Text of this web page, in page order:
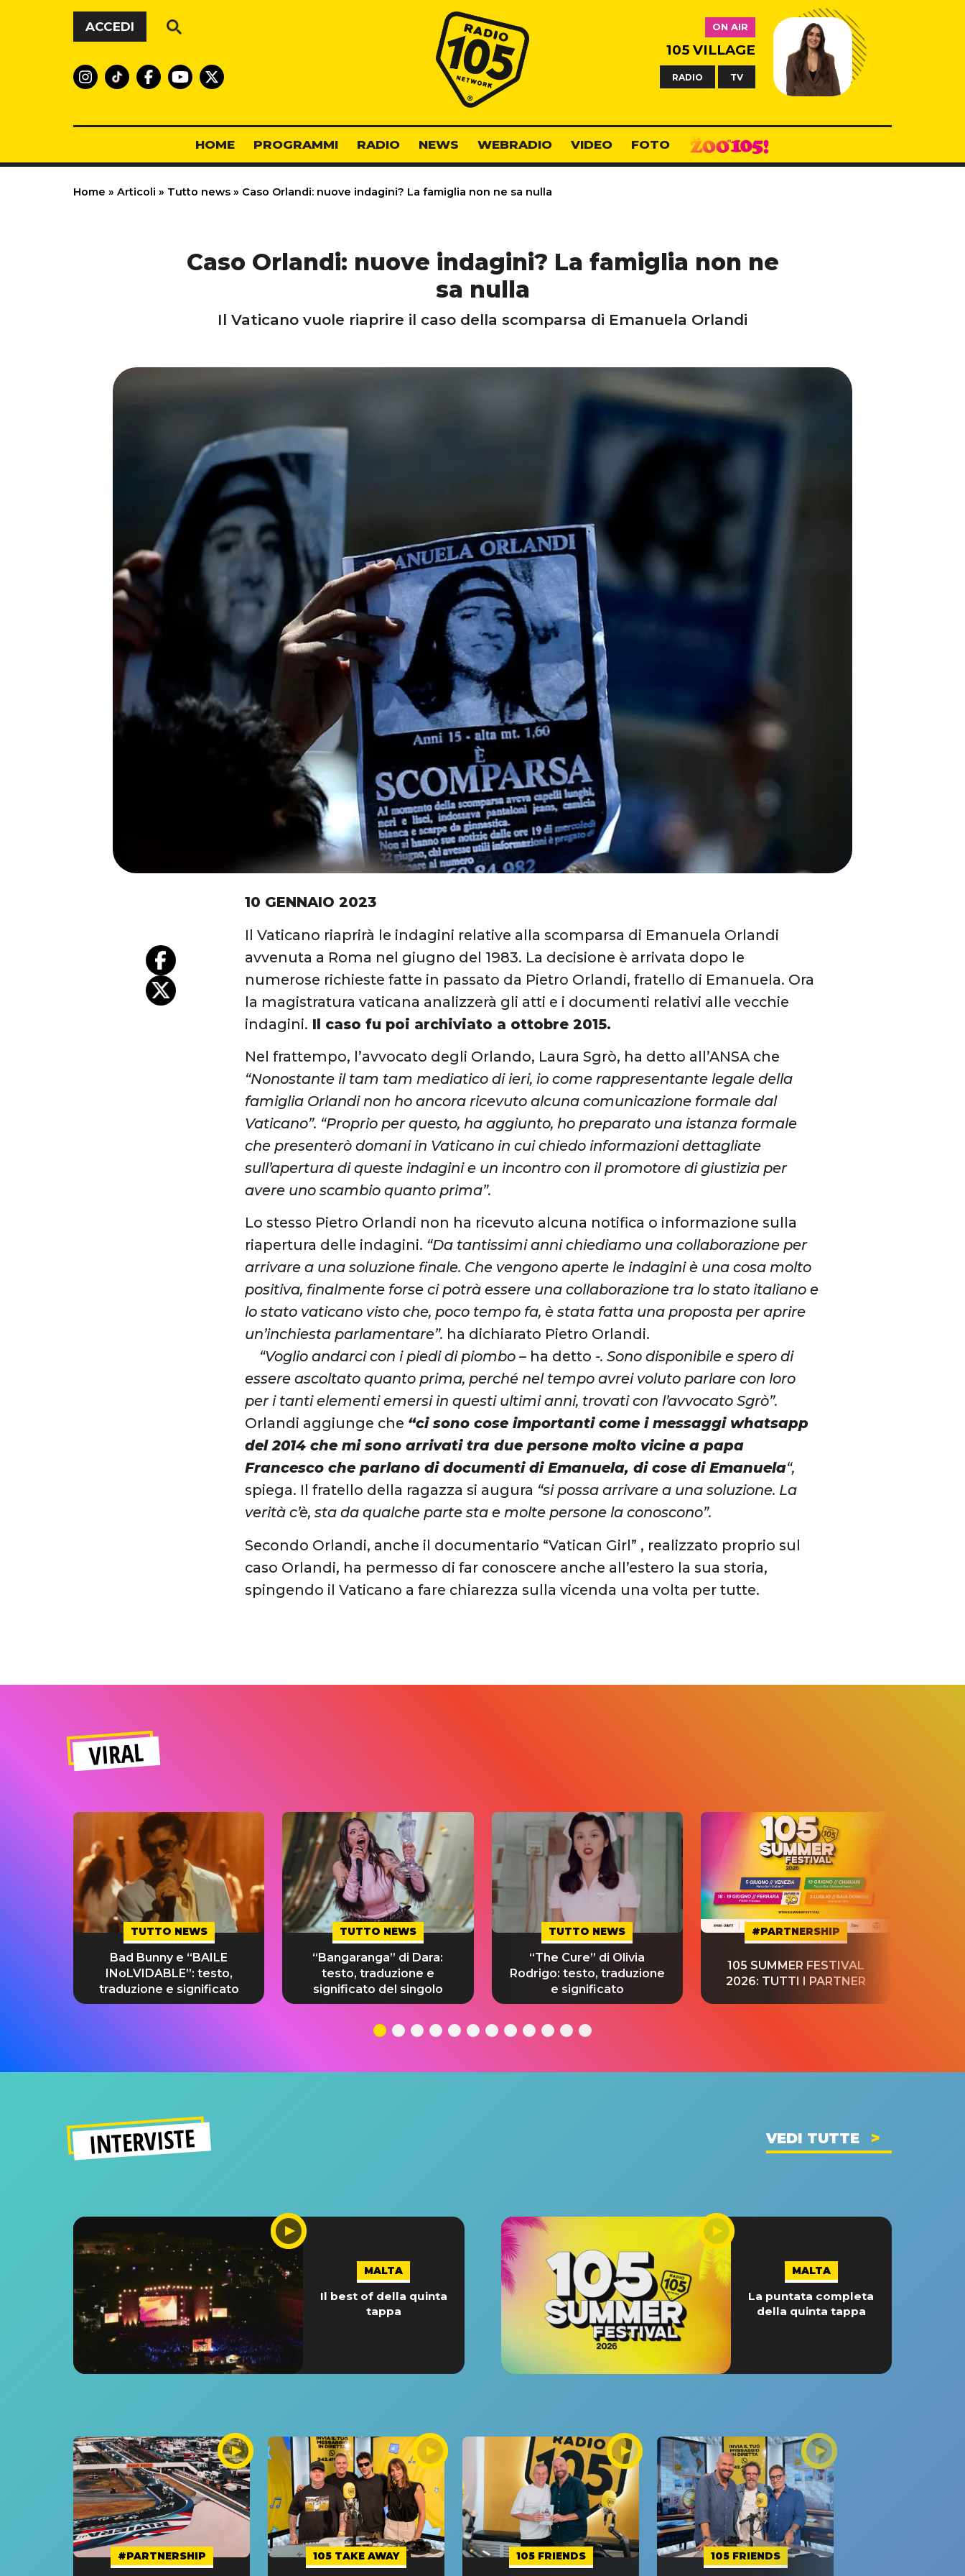
Vai al contenuto
ACCEDI
Radio 105
ON AIR
105 VILLAGE
RADIO TV
HOME PROGRAMMI RADIO NEWS WEBRADIO VIDEO FOTO
Home » Articoli » Tutto news » Caso Orlandi: nuove indagini? La famiglia non ne sa nulla
Caso Orlandi: nuove indagini? La famiglia non ne
sa nulla
Il Vaticano vuole riaprire il caso della scomparsa di Emanuela Orlandi
10 GENNAIO 2023
Il Vaticano riaprirà le indagini relative alla scomparsa di Emanuela Orlandi
avvenuta a Roma nel giugno del 1983. La decisione è arrivata dopo le
numerose richieste fatte in passato da Pietro Orlandi, fratello di Emanuela. Ora
la magistratura vaticana analizzerà gli atti e i documenti relativi alle vecchie
indagini. Il caso fu poi archiviato a ottobre 2015.
Nel frattempo, l’avvocato degli Orlando, Laura Sgrò, ha detto all’ANSA che
“Nonostante il tam tam mediatico di ieri, io come rappresentante legale della
famiglia Orlandi non ho ancora ricevuto alcuna comunicazione formale dal
Vaticano”. “Proprio per questo, ha aggiunto, ho preparato una istanza formale
che presenterò domani in Vaticano in cui chiedo informazioni dettagliate
sull’apertura di queste indagini e un incontro con il promotore di giustizia per
avere uno scambio quanto prima”.
Lo stesso Pietro Orlandi non ha ricevuto alcuna notifica o informazione sulla
riapertura delle indagini. “Da tantissimi anni chiediamo una collaborazione per
arrivare a una soluzione finale. Che vengono aperte le indagini è una cosa molto
positiva, finalmente forse ci potrà essere una collaborazione tra lo stato italiano e
lo stato vaticano visto che, poco tempo fa, è stata fatta una proposta per aprire
un’inchiesta parlamentare”. ha dichiarato Pietro Orlandi.
“Voglio andarci con i piedi di piombo – ha detto -. Sono disponibile e spero di
essere ascoltato quanto prima, perché nel tempo avrei voluto parlare con loro
per i tanti elementi emersi in questi ultimi anni, trovati con l’avvocato Sgrò”.
Orlandi aggiunge che “ci sono cose importanti come i messaggi whatsapp
del 2014 che mi sono arrivati tra due persone molto vicine a papa
Francesco che parlano di documenti di Emanuela, di cose di Emanuela“,
spiega. Il fratello della ragazza si augura “si possa arrivare a una soluzione. La
verità c’è, sta da qualche parte sta e molte persone la conoscono”.
Secondo Orlandi, anche il documentario “Vatican Girl” , realizzato proprio sul
caso Orlandi, ha permesso di far conoscere anche all’estero la sua storia,
spingendo il Vaticano a fare chiarezza sulla vicenda una volta per tutte.
VIRAL
TUTTO NEWS
Bad Bunny e “BAILE
INoLVIDABLE”: testo,
traduzione e significato
TUTTO NEWS
“Bangaranga” di Dara:
testo, traduzione e
significato del singolo
TUTTO NEWS
“The Cure” di Olivia
Rodrigo: testo, traduzione
e significato
#PARTNERSHIP
105 SUMMER FESTIVAL
2026: TUTTI I PARTNER
INTERVISTE VEDI TUTTE
MALTA
Il best of della quinta
tappa
MALTA
La puntata completa
della quinta tappa
#PARTNERSHIP 105 TAKE AWAY 105 FRIENDS 105 FRIENDS